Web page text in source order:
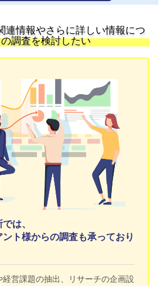
連情報やさらに詳しい情報につ
調査を検討したい
は、
ト様からの調査も承っており
経営課題の抽出、リサーチの企画設